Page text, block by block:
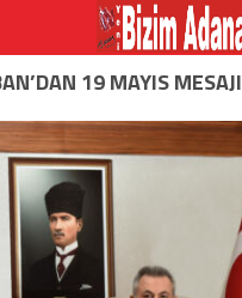
19 MAYIS MESAJI